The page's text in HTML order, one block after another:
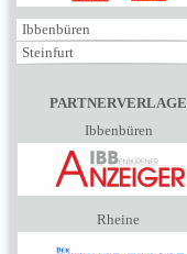
Ibbenbüren
Steinfurt
PARTNERVERLAGE
Ibbenbüren
Rheine